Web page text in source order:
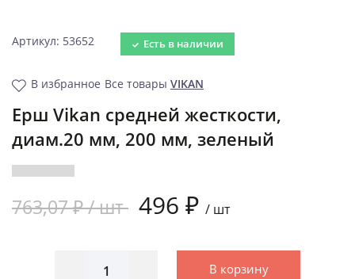
Артикул: 53652 Есть в наличии
В избранное Все товары VIKAN
Ерш Vikan средней жесткости,
диам.20 мм, 200 мм, зеленый
763,07 ₽ /шт 496 ₽ / шт
В корзину